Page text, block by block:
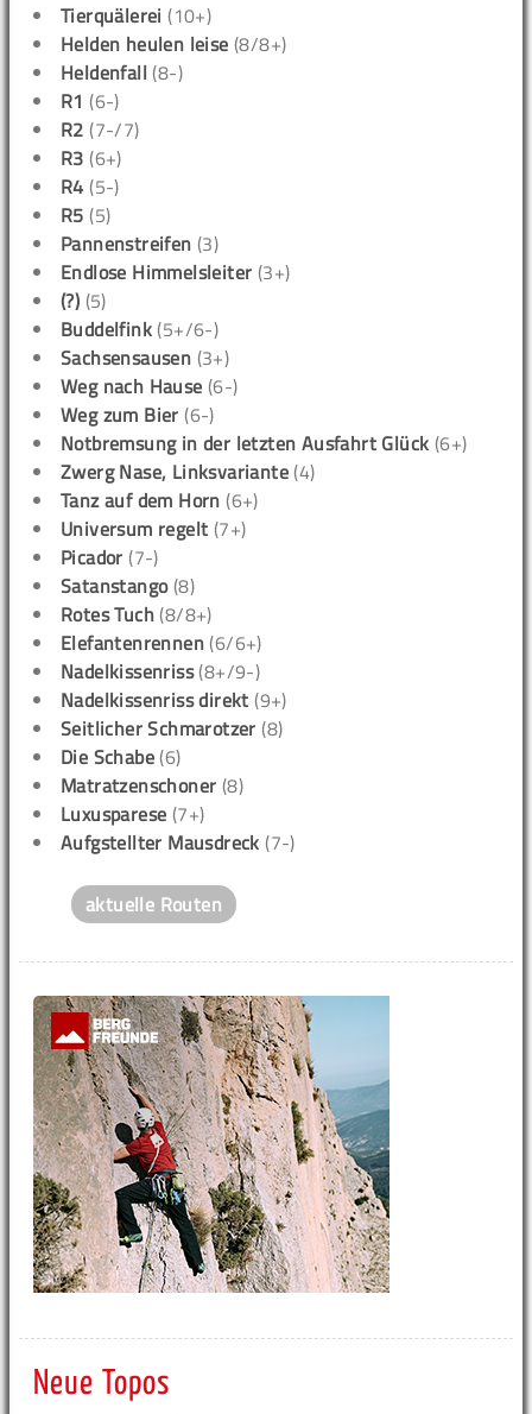
Tierquälerei (10+)
Helden heulen leise (8/8+)
Heldenfall (8-)
R1 (6-)
R2 (7-/7)
R3 (6+)
R4 (5-)
R5 (5)
Pannenstreifen (3)
Endlose Himmelsleiter (3+)
(?) (5)
Buddelfink (5+/6-)
Sachsensausen (3+)
Weg nach Hause (6-)
Weg zum Bier (6-)
Notbremsung in der letzten Ausfahrt Glück (6+)
Zwerg Nase, Linksvariante (4)
Tanz auf dem Horn (6+)
Universum regelt (7+)
Picador (7-)
Satanstango(8)
Rotes Tuch (8/8+)
Elefantenrennen (6/6+)
Nadelkissenriss(8+/9-)
Nadelkissenriss direkt (9+)
Seitlicher Schmarotzer (8)
Die Schabe (6)
Matratzenschoner (8)
Luxusparese (7+)
Aufgstellter Mausdreck (7-)
aktuelle Routen
Neue Topos